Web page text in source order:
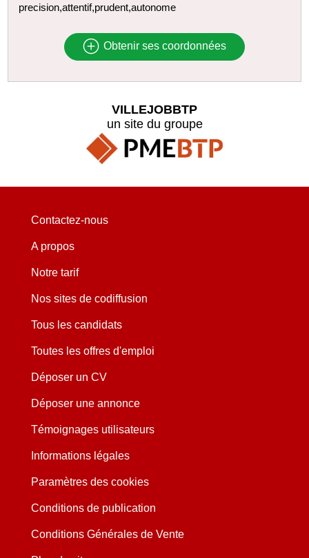
precision,attentif,prudent,autonome
Obtenir ses coordonnées
VILLEJOBBTP
un site du groupe
Contactez-nous
A propos
Notre tarif
Nos sites de codiffusion
Tous les candidats
Toutes les offres d'emploi
Déposer un CV
Déposer une annonce
Témoignages utilisateurs
Informations légales
Paramètres des cookies
Conditions de publication
Conditions Générales de Vente